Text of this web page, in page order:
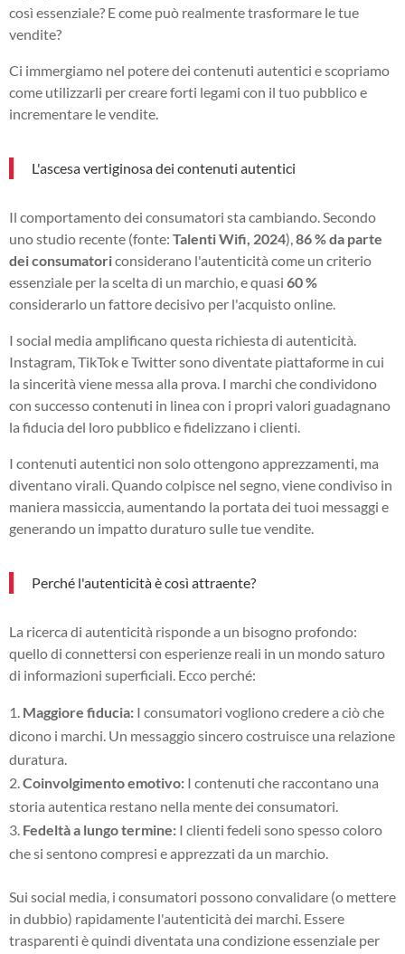
così essenziale? E come può realmente trasformare le tue
vendite?
Ci immergiamo nel potere dei contenuti autentici e scopriamo
come utilizzarli per creare forti legami con il tuo pubblico e
incrementare le vendite.
L'ascesa vertiginosa dei contenuti autentici
Il comportamento dei consumatori sta cambiando. Secondo
uno studio recente (fonte: Talenti Wifi, 2024), 86 % da parte
dei consumatoriconsiderano l'autenticità come un criterio
essenziale per la scelta di un marchio, e quasi 60 %
considerarlo un fattore decisivo per l'acquisto online.
I social media amplificano questa richiesta di autenticità.
Instagram, TikTok e Twitter sono diventate piattaforme in cui
la sincerità viene messa alla prova. I marchi che condividono
con successo contenuti in linea con i propri valori guadagnano
la fiducia del loro pubblico e fidelizzano i clienti.
I contenuti autentici non solo ottengono apprezzamenti, ma
diventano virali. Quando colpisce nel segno, viene condiviso in
maniera massiccia, aumentando la portata dei tuoi messaggi e
generando un impatto duraturo sulle tue vendite.
Perché l'autenticità è così attraente?
La ricerca di autenticità risponde a un bisogno profondo:
quello di connettersi con esperienze reali in un mondo saturo
di informazioni superficiali. Ecco perché:
Maggiore fiducia: I consumatori vogliono credere a ciò che
dicono i marchi. Un messaggio sincero costruisce una relazione
duratura.
Coinvolgimento emotivo: I contenuti che raccontano una
storia autentica restano nella mente dei consumatori.
Fedeltà a lungo termine: I clienti fedeli sono spesso coloro
che si sentono compresi e apprezzati da un marchio.
Sui social media, i consumatori possono convalidare (o mettere
in dubbio) rapidamente l'autenticità dei marchi. Essere
trasparenti è quindi diventata una condizione essenziale per